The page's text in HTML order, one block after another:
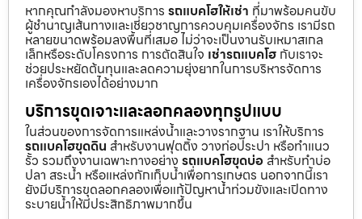
หากคุณกำลังมองหาบริการ รถแบคโฮให้เช่า ที่มาพร้อมคนขับ
ผู้ชำนาญเส้นทางและเชี่ยวชาญการควบคุมเครื่องจักร เรามีรถ
หลายขนาดพร้อมลงพื้นที่เสมอ ไม่ว่าจะเป็นงานรับเหมาสเกล
เล็กหรือระดับโครงการ การตัดสินใจ เช่ารถแบคโฮ กับเราจะ
ช่วยประหยัดต้นทุนและลดความยุ่งยากในการบริหารจัดการ
เครื่องจักรเองได้อย่างมาก
บริการขุดเจาะและลอกคลองทุกรูปแบบ
ในส่วนของการจัดการแหล่งน้ำและวางรากฐาน เราให้บริการ
รถแบคโฮขุดดิน สำหรับงานฟุตติ้ง วางท่อประปา หรือทำแนว
รั้ว รวมถึงงานเฉพาะทางอย่าง รถแบคโฮขุดบ่อ สำหรับทำบ่อ
ปลา สระน้ำ หรือแหล่งกักเก็บน้ำเพื่อการเกษตร นอกจากนี้เรา
ยังมีบริการขุดลอกคลองเพื่อแก้ปัญหาน้ำท่วมขังและเปิดทาง
ระบายน้ำให้มีประสิทธิภาพมากขึ้น